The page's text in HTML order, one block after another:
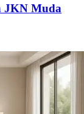
JKN Muda